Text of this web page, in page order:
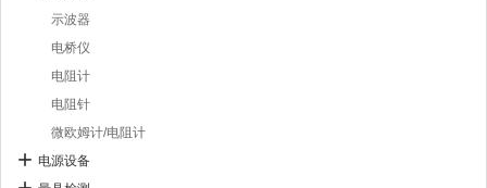
示波器
电桥仪
电阻计
电阻针
微欧姆计/电阻计
电源设备